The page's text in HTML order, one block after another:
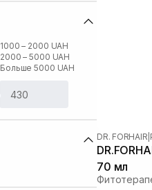
1000 – 2000 UAH
2000 – 5000 UAH
Больше 5000 UAH
DR. FORHAIR
70 мл